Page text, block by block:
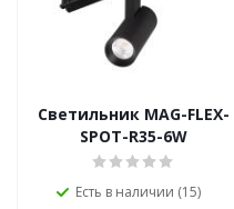
Светильник MAG-FLEX-
SPOT-R35-6W
Есть в наличии (15)